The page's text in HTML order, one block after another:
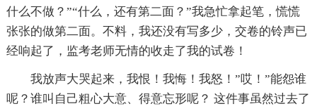
什么不做？”“什么，还有第二面？”我急忙拿起笔，慌慌
张张的做第二面。不料，我还没有写多少，交卷的铃声已
经响起了，监考老师无情的收走了我的试卷！
我放声大哭起来，我恨！我悔！我怒！”哎！”能怨谁
呢？谁叫自己粗心大意、得意忘形呢？ 这件事虽然过去了